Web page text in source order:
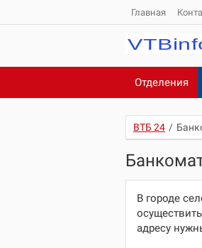
Главная
Отделения
ВТБ 24 /
В городе
адресу